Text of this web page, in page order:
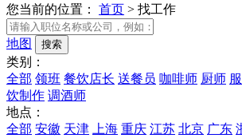
您当前的位置： 首页 > 找工作
地图
类别：
全部 领班 餐饮店长 送餐员 咖啡师 厨师
饮制作 调酒师
地点：
全部 安徽 天津 上海 重庆 江苏 北京 广东